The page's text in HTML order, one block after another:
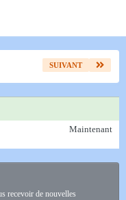
SUIVANT
Maintenant
recevoir de nouvelles